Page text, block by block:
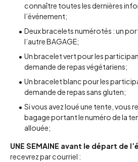
connaître toutes les dernières
l’événement;
Deux bracelets numérotés : un
l’autre BAGAGE;
Un bracelet vert pour les
demande de repas végétariens;
Un bracelet blanc pour les
demande de repas sans gluten;
Si vous avez loué une tente, vous
bagage portant le numéro de la
allouée;
UNE SEMAINE avant le départ de
recevrez par courriel :